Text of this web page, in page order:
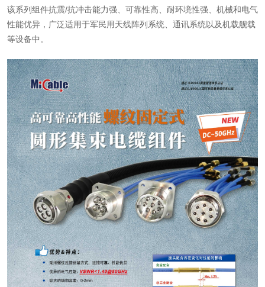
该系列组件抗震/抗冲击能力强、可靠性高、耐环境性强、机械和电气
性能优异，广泛适用于军民用天线阵列系统、通讯系统以及机载舰载
等设备中。